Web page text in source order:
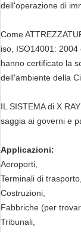
dell'operazione di
Come
iso, ISO14001:
hanno certificato la
dell'ambiente della
IL SISTEMA di X
saggia ai governi e
Applicazioni:
Aeroporti,
Terminali di
Costruzioni,
Fabbriche (per
Tribunali,